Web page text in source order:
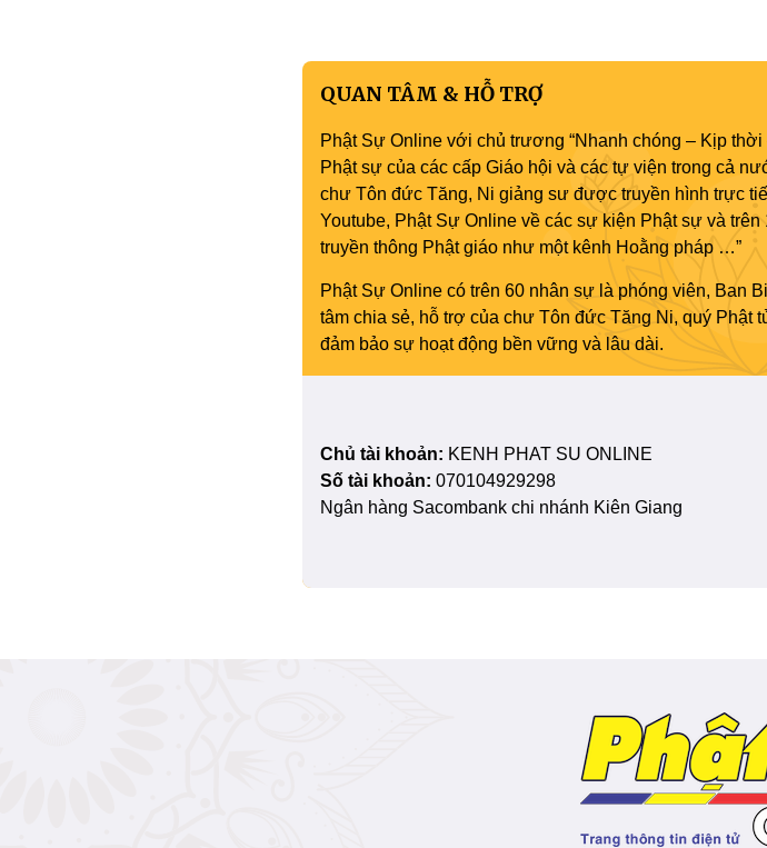
QUAN TÂM & HỖ TRỢ
Phật Sự Online với chủ trương “Nhanh chóng – Kịp
Phật sự của các cấp Giáo hội và các tự viện trong cả
chư Tôn đức Tăng, Ni giảng sư được truyền hình trực
Youtube, Phật Sự Online về các sự kiện Phật sự và
truyền thông Phật giáo như một kênh Hoằng pháp …”
Phật Sự Online có trên 60 nhân sự là phóng viên, Ban
tâm chia sẻ, hỗ trợ của chư Tôn đức Tăng Ni, quý
đảm bảo sự hoạt động bền vững và lâu dài.
Chủ tài khoản: KENH PHAT SU ONLINE
Số tài khoản: 070104929298
Ngân hàng Sacombank chi nhánh Kiên Giang